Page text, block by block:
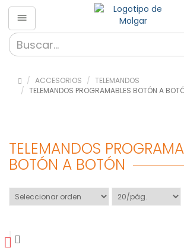
ACCESORIOS
TELEMANDOS
TELEMANDOS PROGRAMABLES BOTÓN A
Accesorios
»
para el
Hogar (58)
»
Lámparas
Linternas
(6)
(25)
TELEMANDOS
BOTÓN A BOTÓN